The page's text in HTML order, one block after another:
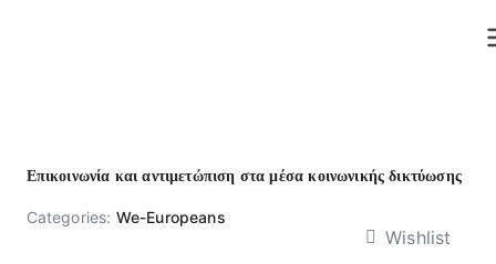
Επικοινωνία και αντιμετώπιση στα μέσα κοινωνικής δικτύωσης
Categories: We-Europeans
Wishlist